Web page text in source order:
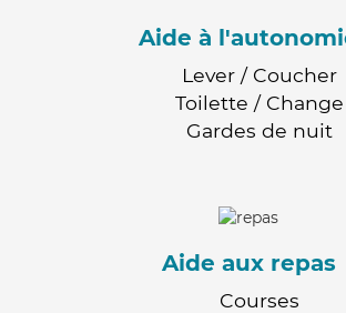
Aide à
Lever / Coucher
Toilette / Change
Gardes de nuit
Aide aux repas
Courses